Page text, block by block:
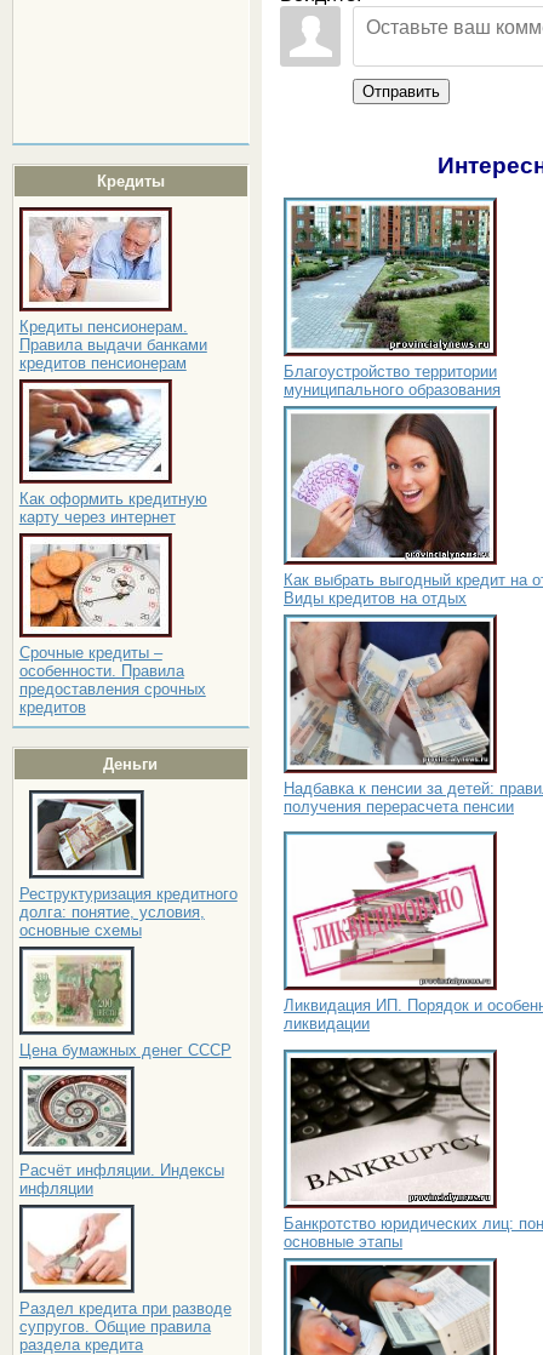
Кредиты
Кредиты пенсионерам.
Правила выдачи банками
кредитов пенсионерам
Как оформить кредитную
карту через интернет
Срочные кредиты –
особенности. Правила
предоставления срочных
кредитов
Деньги
Реструктуризация кредитного
долга: понятие, условия,
основные схемы
Цена бумажных денег СССР
Расчёт инфляции. Индексы
инфляции
Раздел кредита при разводе
супругов. Общие правила
раздела кредита
Отправить
Благоустройство территории
муниципального образования
Как выбрать выгодный кредит на
Виды кредитов на отдых
Надбавка к пенсии за детей:
получения перерасчета пенсии
Ликвидация ИП. Порядок и
ликвидации
Банкротство юридических лиц:
основные этапы